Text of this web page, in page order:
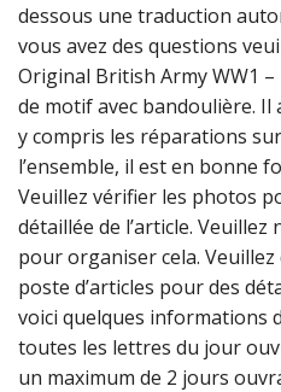
dessous une traduction
vous avez des questions
Original British Army WW1 –
de motif avec bandoulière. Il
y compris les réparations
l’ensemble, il est en bonne
Veuillez vérifier les photos
détaillée de l’article.
pour organiser cela.
poste d’articles pour des
voici quelques informations
toutes les lettres du jour
un maximum de 2 jours